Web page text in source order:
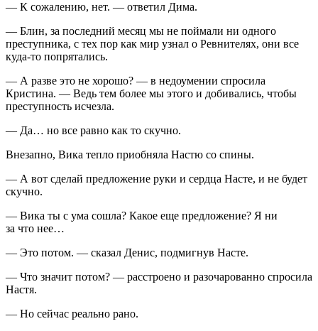
— К сожалению, нет. — ответил Дима.
— Блин, за последний месяц мы не поймали ни одного
преступника, с тех пор как мир узнал о Ревнителях, они все
куда-то попрятались.
— А разве это не хорошо? — в недоумении спросила
Кристина. — Ведь тем более мы этого и добивались, чтобы
преступность исчезла.
— Да… но все равно как то скучно.
Внезапно, Вика тепло приобняла Настю со спины.
— А вот сделай предложение руки и сердца Насте, и не будет
скучно.
— Вика ты с ума сошла? Какое еще предложение? Я ни
за что нее…
— Это потом. — сказал Денис, подмигнув Насте.
— Что значит потом? — расстроено и разочарованно спросила
Настя.
— Но сейчас реально рано.